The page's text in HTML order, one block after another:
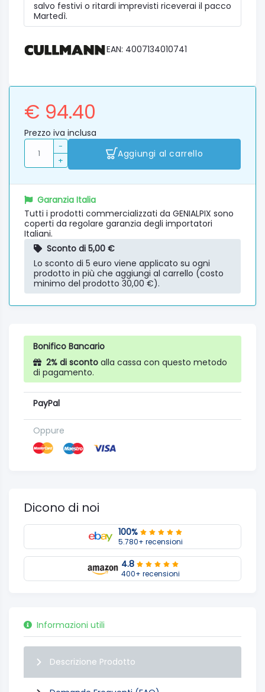
salvo festivi o ritardi imprevisti riceverai il pacco
Martedì.
EAN: 4007134010741
€ 94.40
Prezzo iva inclusa
-
+
Aggiungi al carrello
Garanzia Italia
Tutti i prodotti commercializzati da GENIALPIX sono
coperti da regolare garanzia degli importatori
Italiani.
Sconto di 5,00 €
Lo sconto di 5 euro viene applicato su ogni
prodotto in più che aggiungi al carrello (costo
minimo del prodotto 30,00 €).
Bonifico Bancario
2% di sconto alla cassa con questo metodo
di pagamento.
PayPal
Oppure
Dicono di noi
100%
5.780+ recensioni
4.8
400+ recensioni
Informazioni utili
Descrizione Prodotto